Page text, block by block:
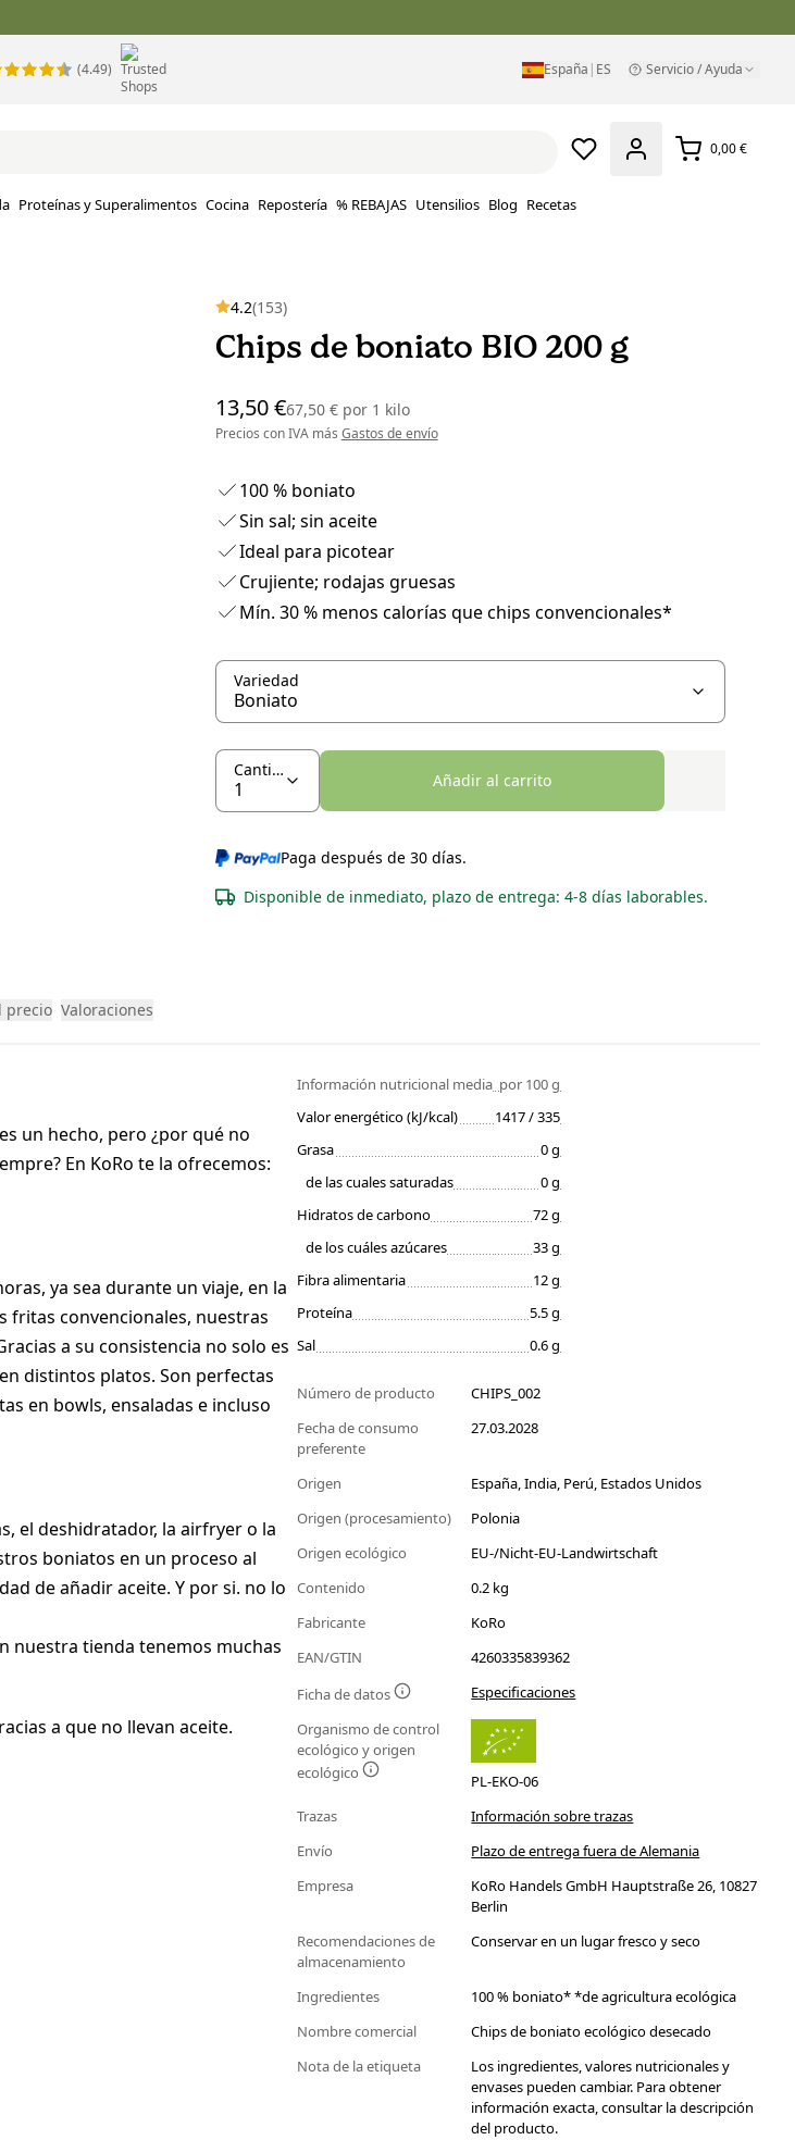
(4.49) España | ES Servicio / Ayuda
0,00 €
Proteínas y Superalimentos Cocina Repostería % REBAJAS Utensilios Blog Recetas
4.2(153)
Chips de boniato BIO 200 g
13,50 €67,50 € por1 kilo
Precios con IVA más Gastos de envío
100 % boniato
Sin sal; sin aceite
Ideal para picotear
Crujiente; rodajas gruesas
Mín. 30 % menos calorías que chips convencionales*
Variedad
Cantidad
Añadir al carrito
Paga después de 30 días.
Disponible de inmediato, plazo de entrega: 4-8 días laborables.
precio Valoraciones
un hecho, pero ¿por qué no
En KoRo te la ofrecemos:
ya sea durante un viaje, en la
fritas convencionales, nuestras
a su consistencia no solo es
distintos platos. Son perfectas
en bowls, ensaladas e incluso
el deshidratador, la airfryer o la
boniatos en un proceso al
de añadir aceite. Y por si. no lo
nuestra tienda tenemos muchas
a que no llevan aceite.
Información nutricional media por 100 g
Valor energético (kJ/kcal)
1417 / 335
Grasa
0 g
de las cuales saturadas
0 g
Hidratos de carbono
72 g
de los cuáles azúcares
33 g
Fibra alimentaria
12 g
Proteína
5.5 g
Sal
0.6 g
Número de producto
CHIPS_002
Fecha de consumo
preferente
27.03.2028
Origen
España, India, Perú, Estados Unidos
Origen (procesamiento)
Polonia
Origen ecológico
EU-/Nicht-EU-Landwirtschaft
Contenido
0.2 kg
Fabricante
KoRo
EAN/GTIN
4260335839362
Ficha de datos
Especificaciones
Organismo de control
ecológico y origen
ecológico
PL-EKO-06
Trazas
Información sobre trazas
Envío
Plazo de entrega fuera de Alemania
Empresa
KoRo Handels GmbH Hauptstraße 26, 10827
Berlin
Recomendaciones de
almacenamiento
Conservar en un lugar fresco y seco
Ingredientes
100 % boniato* *de agricultura ecológica
Nombre comercial
Chips de boniato ecológico desecado
Nota de la etiqueta
Los ingredientes, valores nutricionales y
envases pueden cambiar. Para obtener
información exacta, consultar la descripción
del producto.